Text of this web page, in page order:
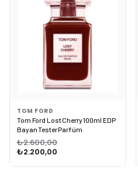
TOM FORD
Tom Ford Lost Cherry 100ml EDP
Bayan Tester Parfüm
₺2.600,00
₺2.200,00